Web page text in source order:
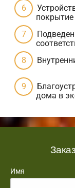
дома в
Имя